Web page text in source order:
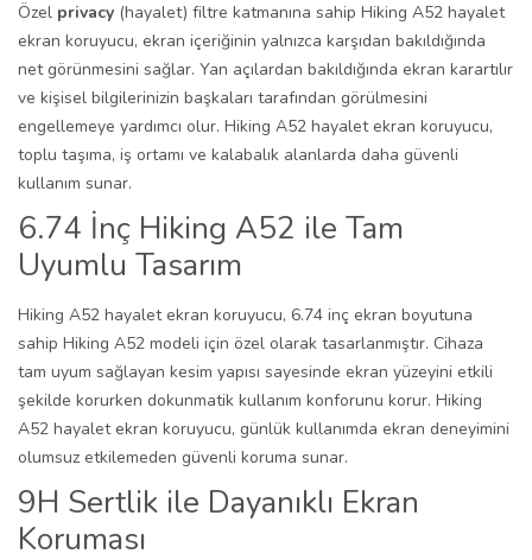
Özel privacy (hayalet) filtre katmanına sahip Hiking A52 hayalet
ekran koruyucu, ekran içeriğinin yalnızca karşıdan bakıldığında
net görünmesini sağlar. Yan açılardan bakıldığında ekran karartılır
ve kişisel bilgilerinizin başkaları tarafından görülmesini
engellemeye yardımcı olur. Hiking A52 hayalet ekran koruyucu,
toplu taşıma, iş ortamı ve kalabalık alanlarda daha güvenli
kullanım sunar.
6.74 İnç Hiking A52 ile Tam
Uyumlu Tasarım
Hiking A52 hayalet ekran koruyucu, 6.74 inç ekran boyutuna
sahip Hiking A52 modeli için özel olarak tasarlanmıştır. Cihaza
tam uyum sağlayan kesim yapısı sayesinde ekran yüzeyini etkili
şekilde korurken dokunmatik kullanım konforunu korur. Hiking
A52 hayalet ekran koruyucu, günlük kullanımda ekran deneyimini
olumsuz etkilemeden güvenli koruma sunar.
9H Sertlik ile Dayanıklı Ekran
Koruması